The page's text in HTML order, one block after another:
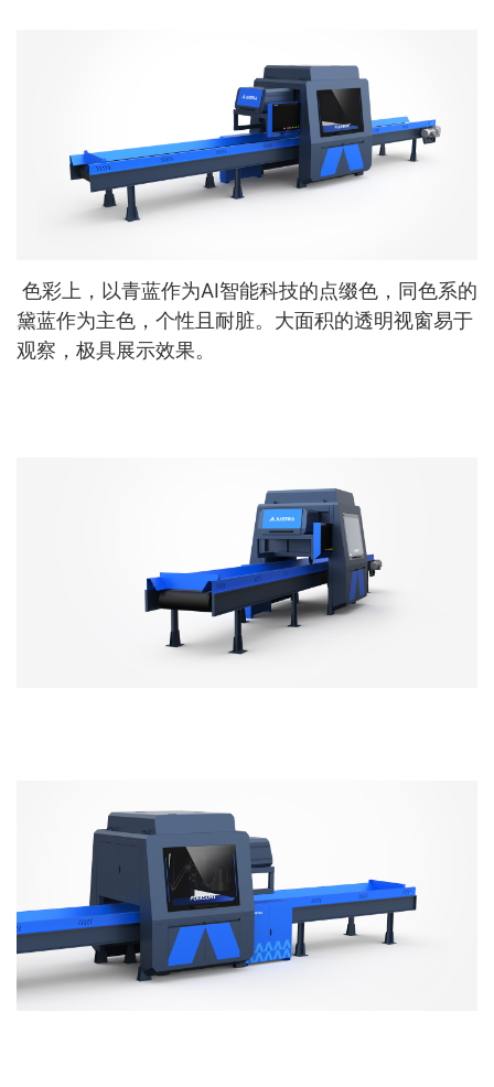
色彩上，以青蓝作为AI智能科技的点缀色，同色系的
黛蓝作为主色，个性且耐脏。大面积的透明视窗易于
观察，极具展示效果。